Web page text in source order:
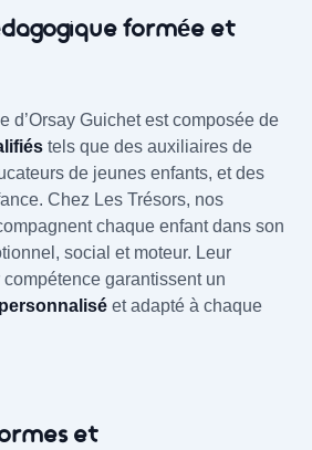
formée et
d’Orsay Guichet est composée de
tels que des auxiliaires de
de jeunes enfants, et des
Chez Les Trésors, nos
chaque enfant dans son
social et moteur. Leur
garantissent un
et adapté à chaque
et